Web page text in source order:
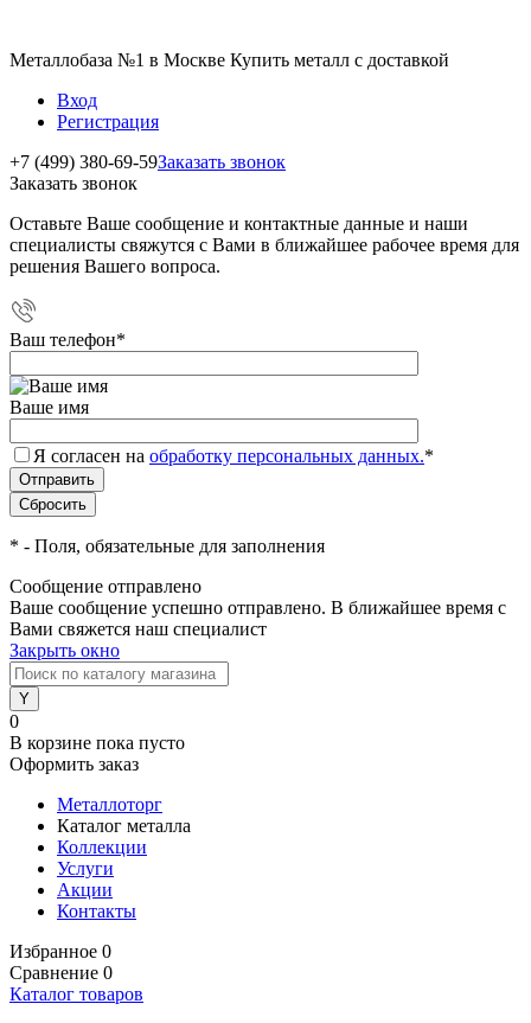
Металлобаза №1 в Москве Купить металл с доставкой
Вход
Регистрация
+7 (499) 380-69-59Заказать звонок
Заказать звонок
Оставьте Ваше сообщение и контактные данные и наши
специалисты свяжутся с Вами в ближайшее рабочее время для
решения Вашего вопроса.
Ваш телефон*
Ваше имя
Я согласен на обработку персональных данных.*
* - Поля, обязательные для заполнения
Сообщение отправлено
Ваше сообщение успешно отправлено. В ближайшее время с
Вами свяжется наш специалист
Закрыть окно
0
В корзине пока пусто
Оформить заказ
Металлоторг
Каталог металла
Коллекции
Услуги
Акции
Контакты
Избранное 0
Сравнение 0
Каталог товаров